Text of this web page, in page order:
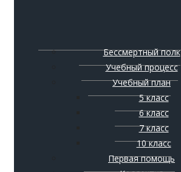
Бессмертный полк
Учебный процесс
Учебный план
5 класс
6 класс
7 класс
10 класс
Первая помощь